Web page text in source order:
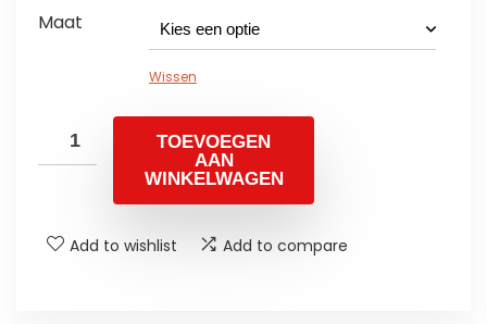
Maat
Wissen
TOEVOEGEN
AAN
WINKELWAGEN
Add to wishlist Add to compare